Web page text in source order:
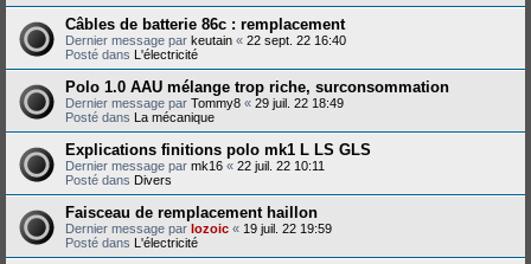
Câbles de batterie 86c : remplacement
Dernier message par keutain « 22 sept. 22 16:40
Posté dans L'électricité
Polo 1.0 AAU mélange trop riche, surconsommation
Dernier message par Tommy8 « 29 juil. 22 18:49
Posté dans La mécanique
Explications finitions polo mk1 L LS GLS
Dernier message par mk16 « 22 juil. 22 10:11
Posté dans Divers
Faisceau de remplacement haillon
Dernier message par lozoic « 19 juil. 22 19:59
Posté dans L'électricité